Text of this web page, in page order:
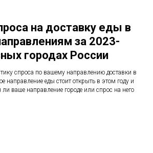
на доставку еды в
за 2023-
городах России
спроса по вашему направлению доставки в
направление еды стоит открыть в этом году и
ли ваше направление городе или спрос на него